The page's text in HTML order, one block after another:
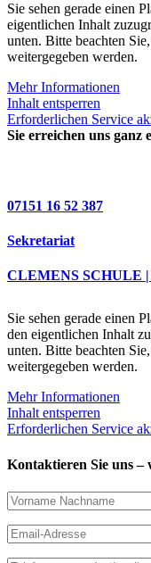
Sie sehen gerade einen
eigentlichen Inhalt
unten. Bitte beachten
weitergegeben werden.
Mehr Informationen
Inhalt entsperren
Erforderlichen Service
Sie erreichen uns ganz
07151 16 52 387
Sekretariat
CLEMENS SCHULE |
Sie sehen gerade einen
den eigentlichen Inhalt
unten. Bitte beachten
weitergegeben werden.
Mehr Informationen
Inhalt entsperren
Erforderlichen Service
Kontaktieren Sie uns